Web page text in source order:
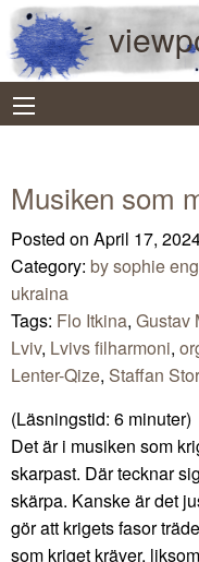
Musiken som
Posted on April 17,
Category: by sophie
ukraina
Tags: Flo Itkina, Gustav
Lviv, Lvivs filharmoni,
Lenter-Qize, Staffan
(Läsningstid: 6 minuter)
Det är i musiken som
skarpast. Där tecknar
skärpa. Kanske är det
gör att krigets fasor
som kriget kräver,